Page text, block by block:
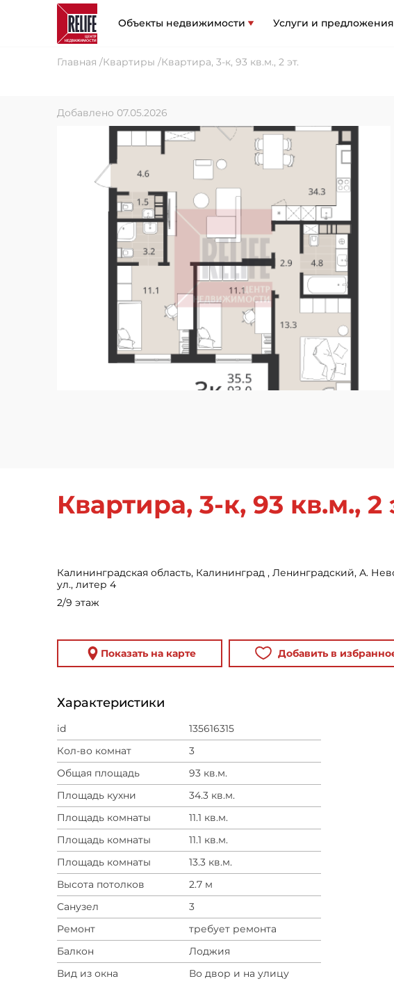
Объекты недвижимости Услуги и предложения
Главная Квартиры Квартира, 3-к, 93 кв.м., 2 эт.
Добавлено 07.05.2026
Квартира, 3-к, 93 кв.м., 2
Калининградская область, Калининград , Ленинградский, А.
ул., литер 4
2/9 этаж
Показать на карте Добавить в
Характеристики
id
135616315
Кол-во комнат
3
Общая площадь
93 кв.м.
Площадь кухни
34.3 кв.м.
Площадь комнаты
11.1 кв.м.
Площадь комнаты
11.1 кв.м.
Площадь комнаты
13.3 кв.м.
Высота потолков
2.7 м
Санузел
3
Ремонт
требует ремонта
Балкон
Лоджия
Вид из окна
Во двор и на улицу